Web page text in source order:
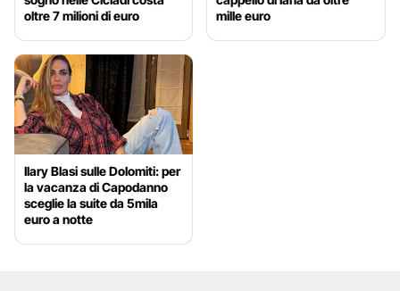
oltre 7 milioni di euro
mille euro
Ilary Blasi sulle Dolomiti: per
la vacanza di Capodanno
sceglie la suite da 5mila
euro a notte